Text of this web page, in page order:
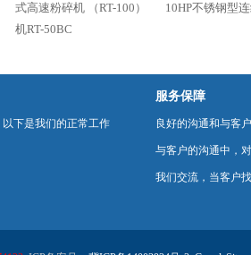
式高速粉碎机 （RT-100）
10HP不锈钢型
机RT-50BC
下是我们的正常工作
服务保障
良好的沟通和与客
与客户的沟通中，
我们交流，当客户